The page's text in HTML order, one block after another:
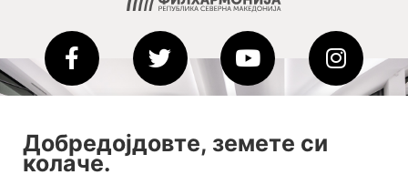
2020-09-01_argument!
Filharmonija
Добредојдовте, земете си
колаче.